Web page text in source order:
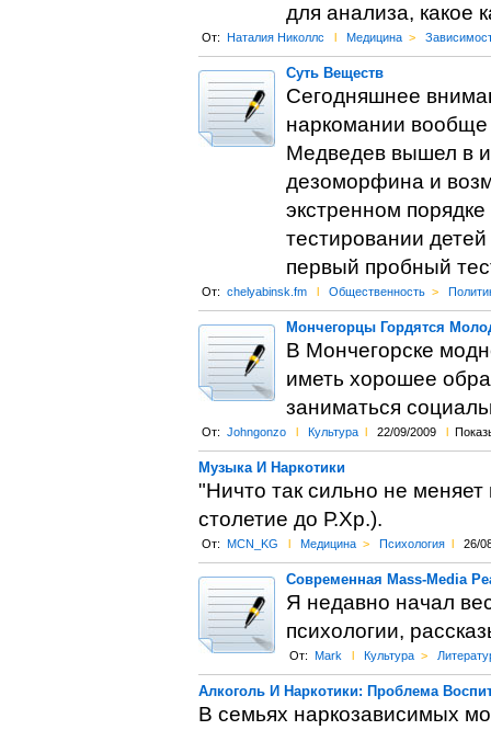
для анализа, какое
От: Наталия Николлс l Медицина >
Суть Веществ
Сегодняшнее
наркомании
Медведев вышел в
дезоморфина и
экстренном
тестировании
первый пробный
От: chelyabinsk.fm l Общественность >
Мончегорцы Гордятся
В Мончегорске
иметь хорошее
заниматься
От: Johngonzo l Культура l 22/09/2009 l
Музыка И Наркотики
"Ничто так сильно не
столетие до Р.Хр.).
От: MCN_KG l Медицина > Психология l 26/
Современная Mass-Media
Я недавно начал
психологии,
От: Mark l Культура >
Алкоголь И Наркотики: Проблема
В семьях наркозависимых